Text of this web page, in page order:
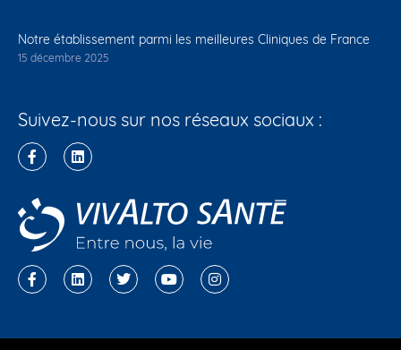
Notre établissement parmi les meilleures Cliniques de France
15 décembre 2025
Suivez-nous sur nos réseaux sociaux :